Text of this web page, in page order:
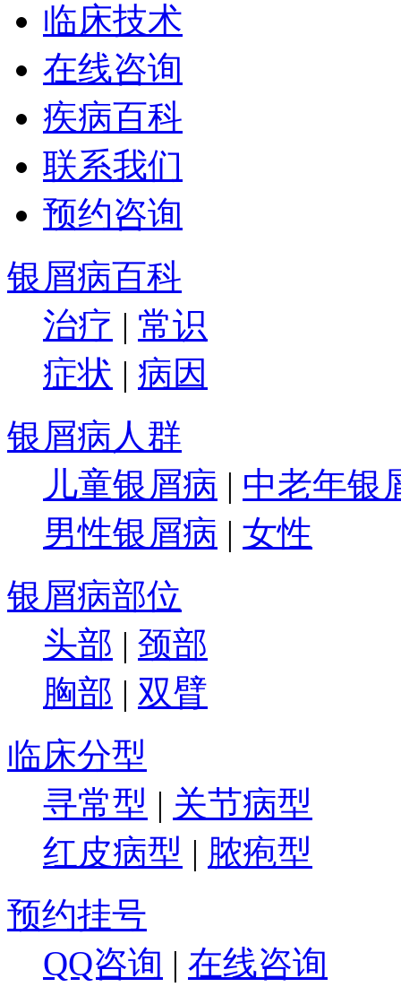
临床技术
在线咨询
疾病百科
联系我们
预约咨询
银屑病百科
治疗 | 常识
症状 | 病因
银屑病人群
儿童银屑病 | 中老年银
男性银屑病 | 女性
银屑病部位
头部 | 颈部
胸部 | 双臂
临床分型
寻常型 | 关节病型
红皮病型 | 脓疱型
预约挂号
QQ咨询 | 在线咨询